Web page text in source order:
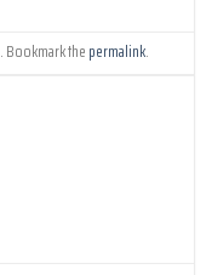
. Bookmark thepermalink.